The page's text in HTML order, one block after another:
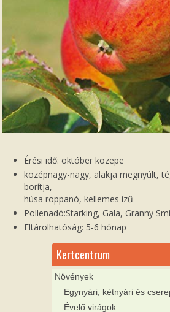
Érési idő: október közepe
középnagy-nagy, alakja megnyúlt,
borítja,
húsa roppanó, kellemes ízű
Pollenadó:Starking, Gala, Granny
Eltárolhatóság: 5-6 hónap
Kertcentrum
Növények
Egynyári, kétnyári és
Évelő virágok